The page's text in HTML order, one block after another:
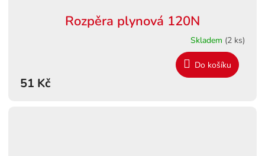
Rozpěra plynová 120N
Skladem (2 ks)
51 Kč
Do košíku